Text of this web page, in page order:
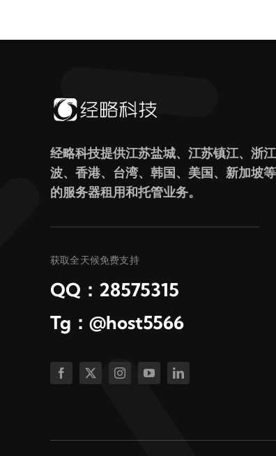
经略科技提供江苏盐城、江苏镇江、浙
波、香港、台湾、韩国、美国、新加坡
的服务器租用和托管业务。
获取全天候免费支持
QQ：28575315
Tg：@host5566